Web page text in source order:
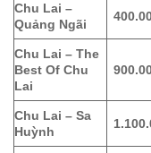
Chu Lai –
Quảng Ngãi
Chu Lai – The
Best Of Chu
Lai
Chu Lai – Sa
Huỳnh